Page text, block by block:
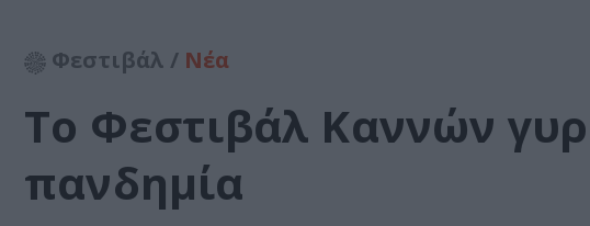
Φεστιβάλ / Νέα
Το Φεστιβάλ Καννών
πανδημία